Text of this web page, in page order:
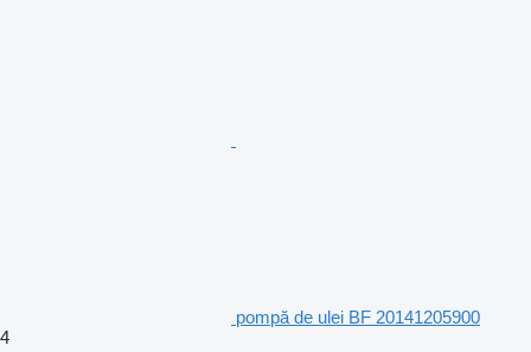
pompă de ulei BF 20141205900
4